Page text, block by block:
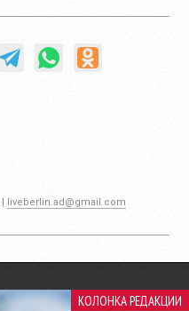
| liveberlin.ad@gmail.com
КОЛОНКА РЕДАКЦИИ